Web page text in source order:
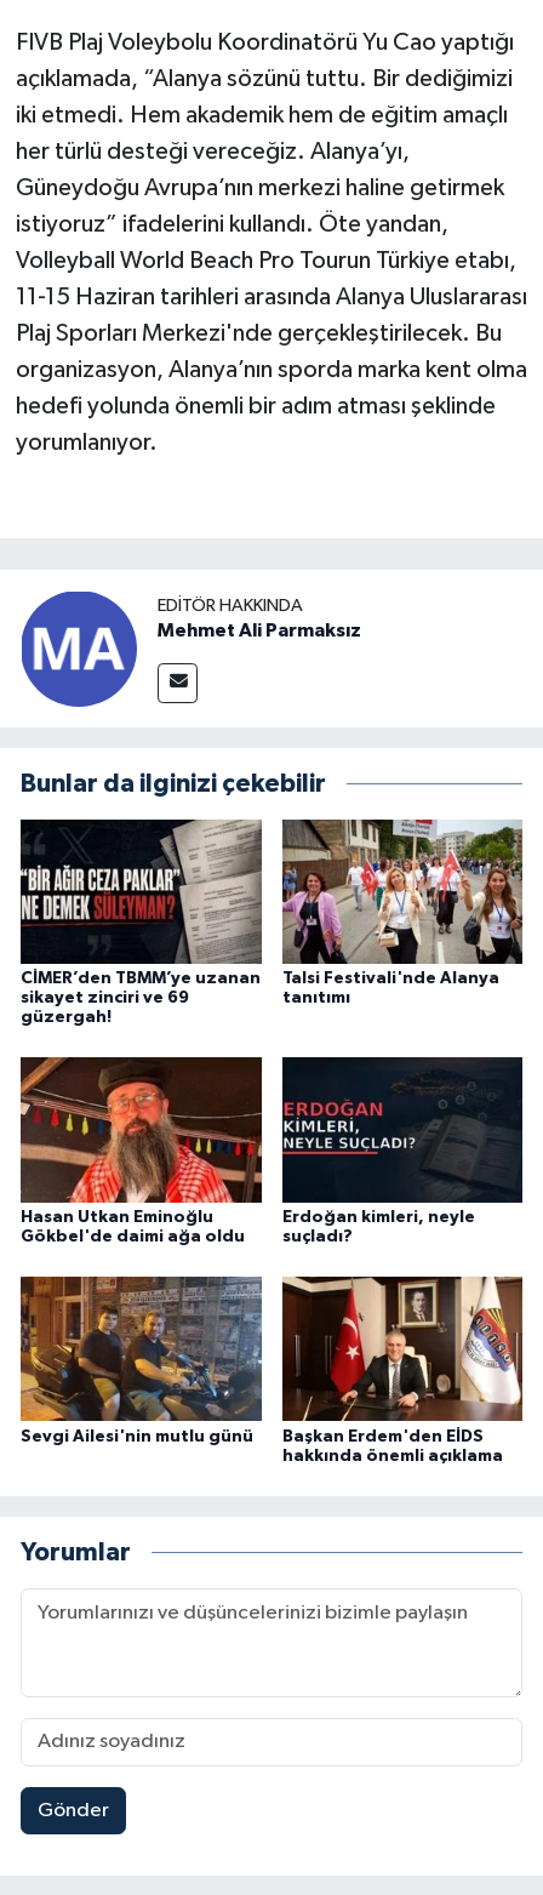
FIVB Plaj Voleybolu Koordinatörü Yu Cao yaptığı
açıklamada, “Alanya sözünü tuttu. Bir dediğimizi
iki etmedi. Hem akademik hem de eğitim amaçlı
her türlü desteği vereceğiz. Alanya’yı,
Güneydoğu Avrupa’nın merkezi haline getirmek
istiyoruz” ifadelerini kullandı. Öte yandan,
Volleyball World Beach Pro Tourun Türkiye etabı,
11-15 Haziran tarihleri arasında Alanya Uluslararası
Plaj Sporları Merkezi'nde gerçekleştirilecek. Bu
organizasyon, Alanya’nın sporda marka kent olma
hedefi yolunda önemli bir adım atması şeklinde
yorumlanıyor.
EDITÖR HAKKINDA
Mehmet Ali Parmaksız
Bunlar da ilginizi çekebilir
CİMER’den TBMM’ye uzanan
sikayet zinciri ve 69
güzergah!
Talsi Festivali'nde Alanya
tanıtımı
Hasan Utkan Eminoğlu
Gökbel'de daimi ağa oldu
Erdoğan kimleri, neyle
suçladı?
Sevgi Ailesi'nin mutlu günü
Başkan Erdem'den EİDS
hakkında önemli açıklama
Yorumlar
Gönder